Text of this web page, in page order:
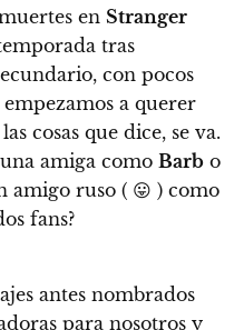
en Stranger
tras
con pocos
a querer
cosas que dice, se va.
amiga como Barb o
amigo ruso ( 😛 ) como
fans?
antes nombrados
para nosotros y